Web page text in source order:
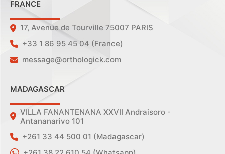
FRANCE
17, Avenue de Tourville 75007 PARIS
+33 1 86 95 45 04 (France)
message@orthologick.com
MADAGASCAR
VILLA FANANTENANA XXVII Andraisoro -
Antananarivo 101
+261 33 44 500 01 (Madagascar)